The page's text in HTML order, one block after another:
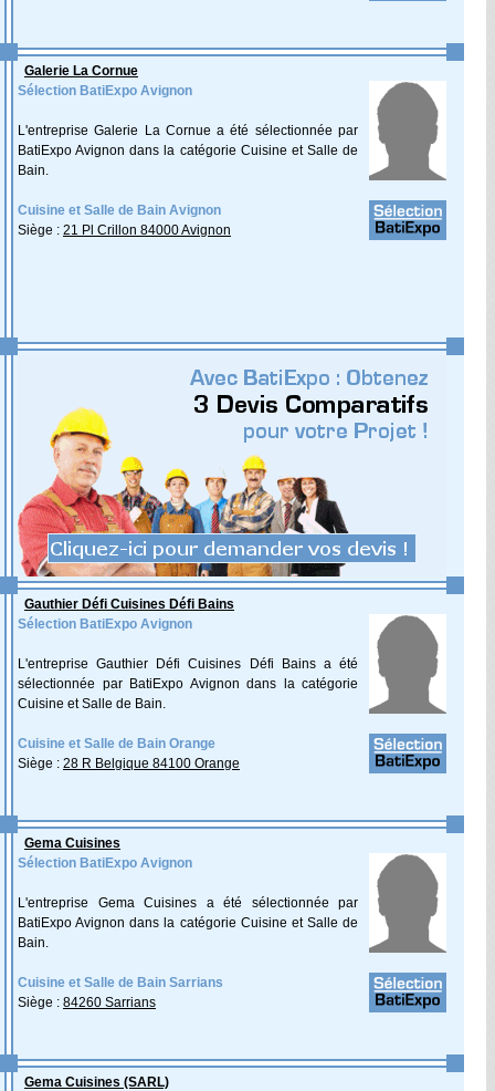
Galerie La Cornue
Sélection BatiExpo Avignon
L'entreprise Galerie La Cornue a été sélectionnée par
BatiExpo Avignon dans la catégorie Cuisine et Salle de
Bain.
Cuisine et Salle de Bain Avignon
Siège : 21 Pl Crillon 84000 Avignon
Gauthier Défi Cuisines Défi Bains
Sélection BatiExpo Avignon
L'entreprise Gauthier Défi Cuisines Défi Bains a été
sélectionnée par BatiExpo Avignon dans la catégorie
Cuisine et Salle de Bain.
Cuisine et Salle de Bain Orange
Siège : 28 R Belgique 84100 Orange
Gema Cuisines
Sélection BatiExpo Avignon
L'entreprise Gema Cuisines a été sélectionnée par
BatiExpo Avignon dans la catégorie Cuisine et Salle de
Bain.
Cuisine et Salle de Bain Sarrians
Siège : 84260 Sarrians
Gema Cuisines (SARL)